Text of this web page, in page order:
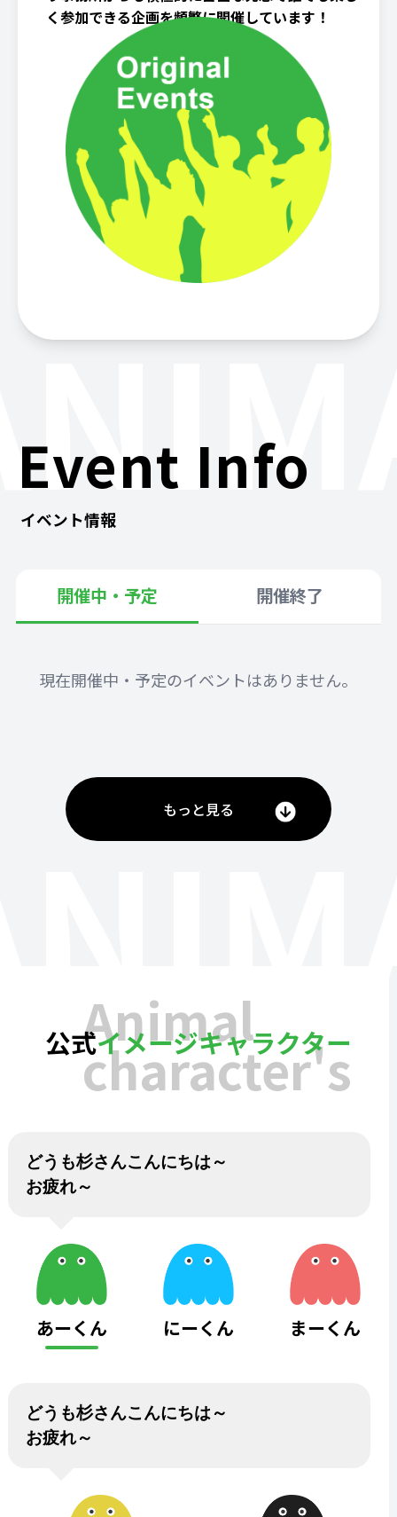
く参加できる企画を頻繁に開催しています！
Event Info
イベント情報
開催中・予定 開催終了
現在開催中・予定のイベントはありません。
もっと見る
公式イメージキャラクター
Animal
character's
どうも杉さんこんにちは～
お疲れ～
あーくん にーくん まーくん
どうも杉さんこんにちは～
お疲れ～